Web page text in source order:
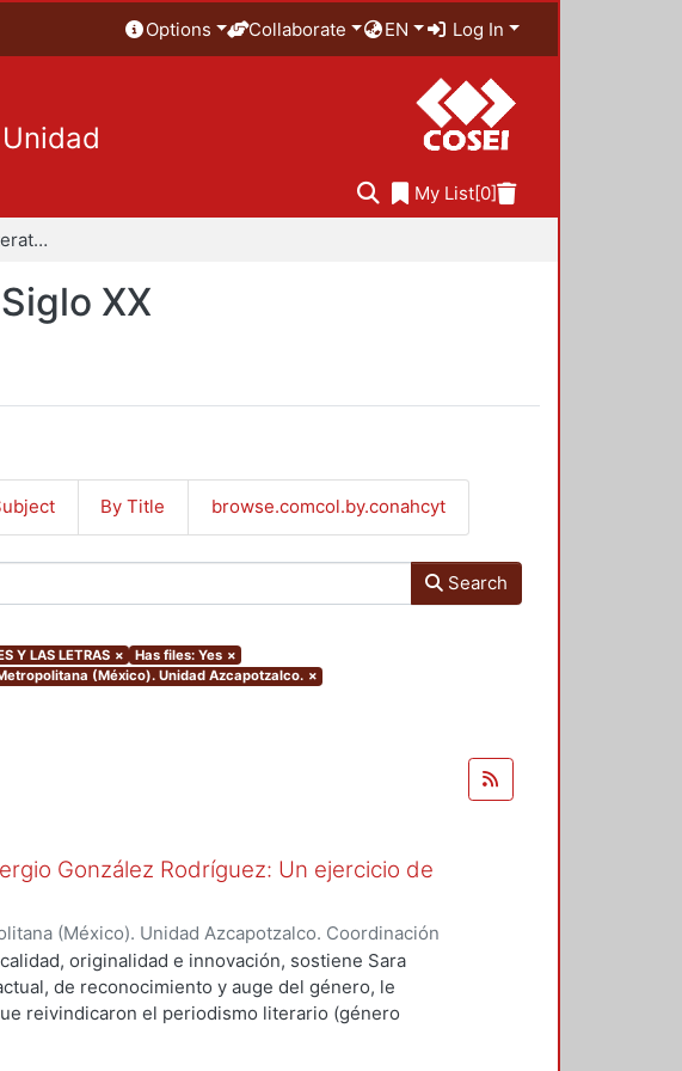
Options Collaborate EN Log In
My List[0]
Especialización en Literatura Mexicana del Siglo XX
XX
By Title browse.comcol.by.conahcyt
Search
Y LAS LETRAS × Has files: Yes ×
(México). Unidad Azcapotzalco. ×
González Rodríguez: Un ejercicio de
(México). Unidad Azcapotzalco. Coordinación
11)Baena Crespo, Erick Octavio
originalidad e innovación, sostiene Sara
de reconocimiento y auge del género, le
reivindicaron el periodismo literario (género